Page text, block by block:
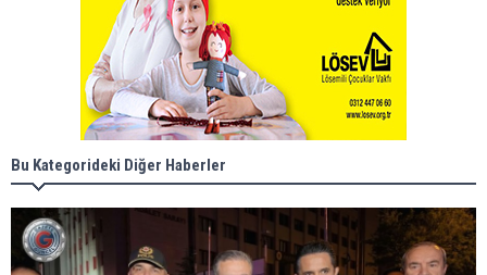
Bu Kategorideki Diğer Haberler